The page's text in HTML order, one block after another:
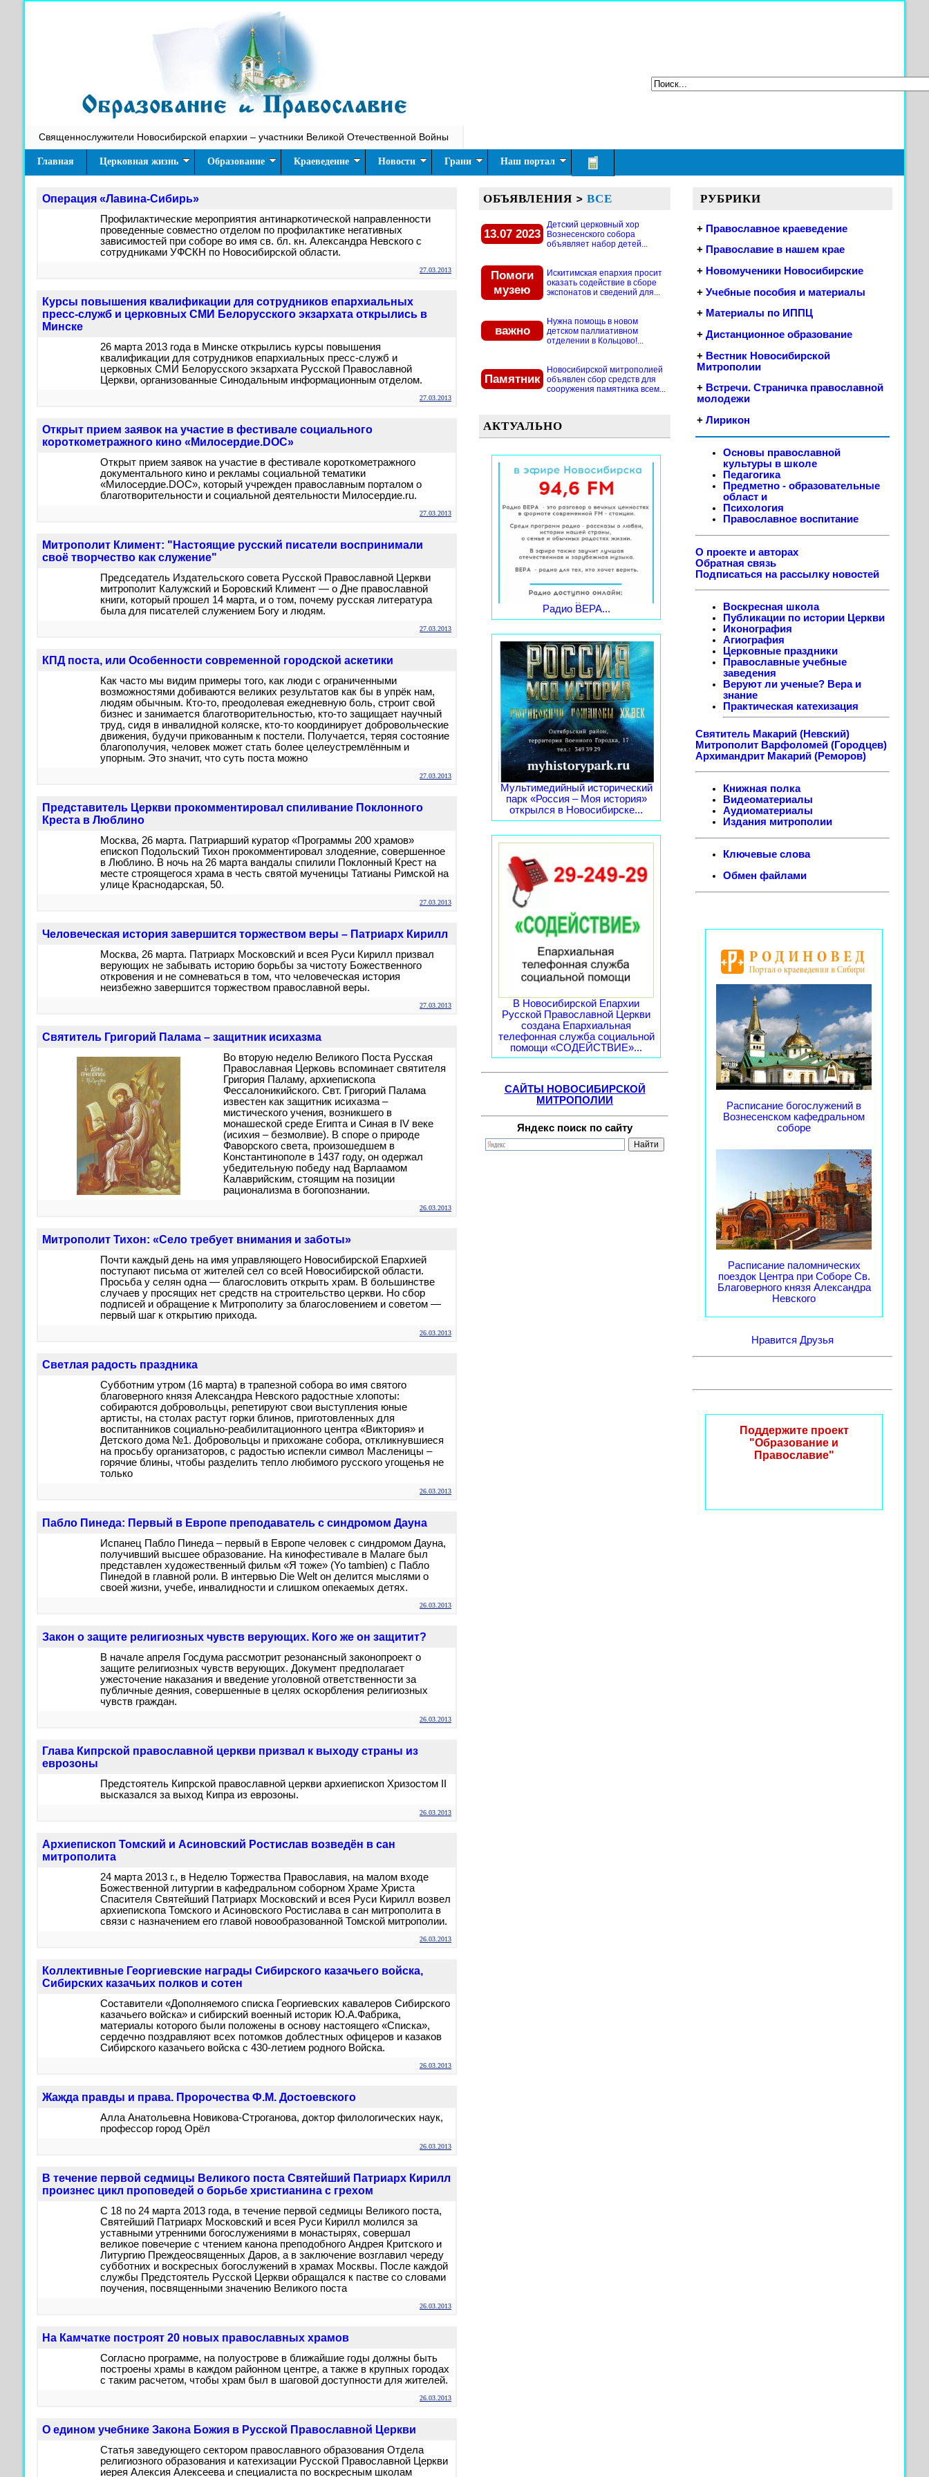
Священнослужители Новосибирской епархии – участники Великой Отечественной Войны
Главная Церковная жизнь Образование Краеведение Новости Грани Наш портал
Операция «Лавина-Сибирь»
Профилактические мероприятия антинаркотической направленности
проведенные совместно отделом по профилактике негативных
зависимостей при соборе во имя св. бл. кн. Александра Невского с
сотрудниками УФСКН по Новосибирской области.
27.03.2013
Курсы повышения квалификации для сотрудников епархиальных
пресс-служб и церковных СМИ Белорусского экзархата открылись в
Минске
26 марта 2013 года в Минске открылись курсы повышения
квалификации для сотрудников епархиальных пресс-служб и
церковных СМИ Белорусского экзархата Русской Православной
Церкви, организованные Синодальным информационным отделом.
27.03.2013
Открыт прием заявок на участие в фестивале социального
короткометражного кино «Милосердие.DOC»
Открыт прием заявок на участие в фестивале короткометражного
документального кино и рекламы социальной тематики
«Милосердие.DOC», который учрежден православным порталом о
благотворительности и социальной деятельности Милосердие.ru.
27.03.2013
Митрополит Климент: "Настоящие русский писатели воспринимали
своё творчество как служение"
Председатель Издательского совета Русской Православной Церкви
митрополит Калужский и Боровский Климент — о Дне православной
книги, который прошел 14 марта, и о том, почему русская литература
была для писателей служением Богу и людям.
27.03.2013
КПД поста, или Особенности современной городской аскетики
Как часто мы видим примеры того, как люди с ограниченными
возможностями добиваются великих результатов как бы в упрёк нам,
людям обычным. Кто-то, преодолевая ежедневную боль, строит свой
бизнес и занимается благотворительностью, кто-то защищает научный
труд, сидя в инвалидной коляске, кто-то координирует добровольческие
движения, будучи прикованным к постели. Получается, теряя состояние
благополучия, человек может стать более целеустремлённым и
упорным. Это значит, что суть поста можно
27.03.2013
Представитель Церкви прокомментировал спиливание Поклонного
Креста в Люблино
Москва, 26 марта. Патриарший куратор «Программы 200 храмов»
епископ Подольский Тихон прокомментировал злодеяние, совершенное
в Люблино. В ночь на 26 марта вандалы спилили Поклонный Крест на
месте строящегося храма в честь святой мученицы Татианы Римской на
улице Краснодарская, 50.
27.03.2013
Человеческая история завершится торжеством веры – Патриарх Кирилл
Москва, 26 марта. Патриарх Московский и всея Руси Кирилл призвал
верующих не забывать историю борьбы за чистоту Божественного
откровения и не сомневаться в том, что человеческая история
неизбежно завершится торжеством православной веры.
27.03.2013
Святитель Григорий Палама – защитник исихазма
Во вторую неделю Великого Поста Русская
Православная Церковь вспоминает святителя
Григория Паламу, архиепископа
Фессалоникийского. Свт. Григорий Палама
известен как защитник исихазма –
мистического учения, возникшего в
монашеской среде Египта и Синая в IV веке
(исихия – безмолвие). В споре о природе
Фаворского света, произошедшем в
Константинополе в 1437 году, он одержал
убедительную победу над Варлаамом
Калаврийским, стоящим на позиции
рационализма в богопознании.
26.03.2013
Митрополит Тихон: «Село требует внимания и заботы»
Почти каждый день на имя управляющего Новосибирской Епархией
поступают письма от жителей сел со всей Новосибирской области.
Просьба у селян одна — благословить открыть храм. В большинстве
случаев у просящих нет средств на строительство церкви. Но сбор
подписей и обращение к Митрополиту за благословением и советом —
первый шаг к открытию прихода.
26.03.2013
Светлая радость праздника
Субботним утром (16 марта) в трапезной собора во имя святого
благоверного князя Александра Невского радостные хлопоты:
собираются добровольцы, репетируют свои выступления юные
артисты, на столах растут горки блинов, приготовленных для
воспитанников социально-реабилитационного центра «Виктория» и
Детского дома №1. Добровольцы и прихожане собора, откликнувшиеся
на просьбу организаторов, с радостью испекли символ Масленицы –
горячие блины, чтобы разделить тепло любимого русского угощенья не
только
26.03.2013
Пабло Пинеда: Первый в Европе преподаватель с синдромом Дауна
Испанец Пабло Пинеда – первый в Европе человек с синдромом Дауна,
получивший высшее образование. На кинофестивале в Малаге был
представлен художественный фильм «Я тоже» (Yo tambiеn) с Пабло
Пинедой в главной роли. В интервью Die Welt он делится мыслями о
своей жизни, учебе, инвалидности и слишком опекаемых детях.
26.03.2013
Закон о защите религиозных чувств верующих. Кого же он защитит?
В начале апреля Госдума рассмотрит резонансный законопроект о
защите религиозных чувств верующих. Документ предполагает
ужесточение наказания и введение уголовной ответственности за
публичные деяния, совершенные в целях оскорбления религиозных
чувств граждан.
26.03.2013
Глава Кипрской православной церкви призвал к выходу страны из
еврозоны
Предстоятель Кипрской православной церкви архиепископ Хризостом II
высказался за выход Кипра из еврозоны.
26.03.2013
Архиепископ Томский и Асиновский Ростислав возведён в сан
митрополита
24 марта 2013 г., в Неделю Торжества Православия, на малом входе
Божественной литургии в кафедральном соборном Храме Христа
Спасителя Святейший Патриарх Московский и всея Руси Кирилл возвел
архиепископа Томского и Асиновского Ростислава в сан митрополита в
связи с назначением его главой новообразованной Томской митрополии.
26.03.2013
Коллективные Георгиевские награды Сибирского казачьего войска,
Сибирских казачьих полков и сотен
Составители «Дополняемого списка Георгиевских кавалеров Сибирского
казачьего войска» и сибирский военный историк Ю.А.Фабрика,
материалы которого были положены в основу настоящего «Списка»,
сердечно поздравляют всех потомков доблестных офицеров и казаков
Сибирского казачьего войска с 430-летием родного Войска.
26.03.2013
Жажда правды и права. Пророчества Ф.М. Достоевского
Алла Анатольевна Новикова-Строганова, доктор филологических наук,
профессор город Орёл
26.03.2013
В течение первой седмицы Великого поста Святейший Патриарх Кирилл
произнес цикл проповедей о борьбе христианина с грехом
C 18 по 24 марта 2013 года, в течение первой седмицы Великого поста,
Святейший Патриарх Московский и всея Руси Кирилл молился за
уставными утренними богослужениями в монастырях, совершал
великое повечерие с чтением канона преподобного Андрея Критского и
Литургию Преждеосвященных Даров, а в заключение возглавил череду
субботних и воскресных богослужений в храмах Москвы. После каждой
службы Предстоятель Русской Церкви обращался к пастве со словами
поучения, посвященными значению Великого поста
26.03.2013
На Камчатке построят 20 новых православных храмов
Согласно программе, на полуострове в ближайшие годы должны быть
построены храмы в каждом районном центре, а также в крупных городах
с таким расчетом, чтобы храм был в шаговой доступности для жителей.
26.03.2013
О едином учебнике Закона Божия в Русской Православной Церкви
Статья заведующего сектором православного образования Отдела
религиозного образования и катехизации Русской Православной Церкви
иерея Алексия Алексеева и специалиста по воскресным школам
ОБЪЯВЛЕНИЯ > ВСЕ
13.07 2023
Детский церковный хор
Вознесенского собора
объявляет набор детей...
Помоги
музею
Искитимская епархия просит
оказать содействие в сборе
экспонатов и сведений для...
важно
Нужна помощь в новом
детском паллиативном
отделении в Кольцово!...
Памятник
Новосибирской митрополией
объявлен сбор средств для
сооружения памятника всем...
АКТУАЛЬНО
Радио ВЕРА...
Мультимедийный исторический
парк «Россия – Моя история»
открылся в Новосибирске...
В Новосибирской Епархии
Русской Православной Церкви
создана Епархиальная
телефонная служба социальной
помощи «СОДЕЙСТВИЕ»...
САЙТЫ НОВОСИБИРСКОЙ
МИТРОПОЛИИ
Яндекс поиск по сайту
РУБРИКИ
+ Православное краеведение
+ Православие в нашем крае
+ Новомученики Новосибирские
+ Учебные пособия и материалы
+ Материалы по ИППЦ
+ Дистанционное образование
+ Вестник Новосибирской
Митрополии
+ Встречи. Страничка православной
молодежи
+ Лирикон
Основы православной
культуры в школе
Педагогика
Предметно - образовательные
област и
Психология
Православное воспитание
О проекте и авторах
Обратная связь
Подписаться на рассылку новостей
Воскресная школа
Публикации по истории Церкви
Иконография
Агиография
Церковные праздники
Православные учебные
заведения
Веруют ли ученые? Вера и
знание
Практическая катехизация
Святитель Макарий (Невский)
Митрополит Варфоломей (Городцев)
Архимандрит Макарий (Реморов)
Книжная полка
Видеоматериалы
Аудиоматериалы
Издания митрополии
Ключевые слова
Обмен файлами
Расписание богослужений в
Вознесенском кафедральном
соборе
Расписание паломнических
поездок Центра при Соборе Св.
Благоверного князя Александра
Невского
Нравится Друзья
Поддержите проект
"Образование и
Православие"